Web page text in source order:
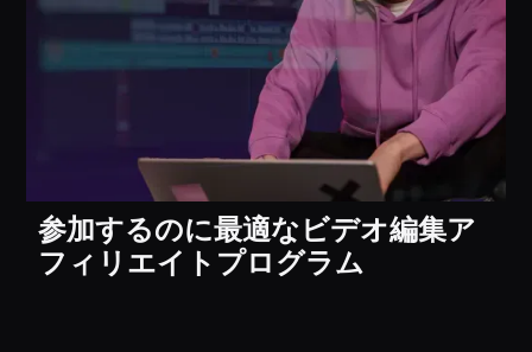
参加するのに最適なビデオ編集ア
フィリエイトプログラム